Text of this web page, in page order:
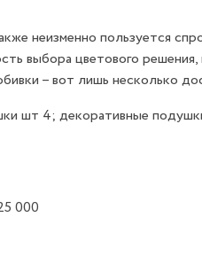
неизменно пользуется
выбора цветового
– вот лишь несколько
шт 4; декоративные
000